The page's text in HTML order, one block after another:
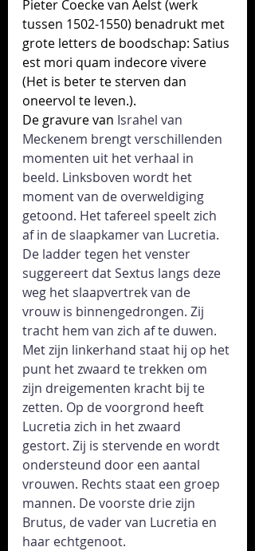
Pieter Coecke van Aelst (werk
tussen 1502-1550) benadrukt met
grote letters de boodschap: Satius
est mori quam indecore vivere
(Het is beter te sterven dan
oneervol te leven.).
De gravure van Israhel van
Meckenem brengt verschillenden
momenten uit het verhaal in
beeld. Linksboven wordt het
moment van de overweldiging
getoond. Het tafereel speelt zich
af in de slaapkamer van Lucretia.
De ladder tegen het venster
suggereert dat Sextus langs deze
weg het slaapvertrek van de
vrouw is binnengedrongen. Zij
tracht hem van zich af te duwen.
Met zijn linkerhand staat hij op het
punt het zwaard te trekken om
zijn dreigementen kracht bij te
zetten. Op de voorgrond heeft
Lucretia zich in het zwaard
gestort. Zij is stervende en wordt
ondersteund door een aantal
vrouwen. Rechts staat een groep
mannen. De voorste drie zijn
Brutus, de vader van Lucretia en
haar echtgenoot.